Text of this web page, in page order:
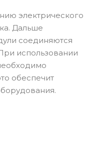
электрического
Дальше
соединяются
использовании
обеспечит